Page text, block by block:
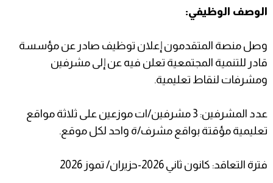
الوصف الوظيفي:
وصل منصة المتقدمون إعلان توظيف صادر عن مؤسسة
قادر للتنمية المجتمعية تعلن فيه عن إلى مشرفين
ومشرفات لنقاط تعليمية.
عدد المشرفين: 3 مشرفين/ات موزعين على ثلاثة مواقع
تعليمية مؤقتة بواقع مشرف/ة واحد لكل موقع.
فترة التعاقد: كانون ثاني 2026-حزيران/ تموز 2026